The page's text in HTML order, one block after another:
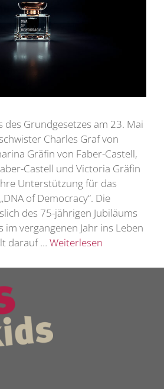
des Grundgesetzes am 23. Mai
Charles Graf von
Gräfin von Faber-Castell,
Castell und Victoria Gräfin
Unterstützung für das
of Democracy“. Die
des 75-jährigen Jubiläums
im vergangenen Jahr ins Leben
darauf … Weiterlesen